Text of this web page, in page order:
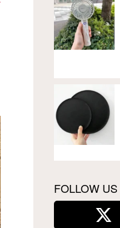
FOLLOW US